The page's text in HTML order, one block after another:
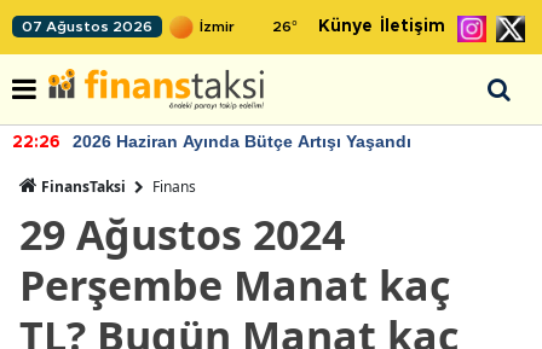
07 Ağustos 2026 26° Künye İletişim
22:26 2026 Haziran Ayında Bütçe Artışı Yaşandı
FinansTaksi Finans
29 Ağustos 2024
Perşembe Manat kaç
TL? Bugün Manat kaç